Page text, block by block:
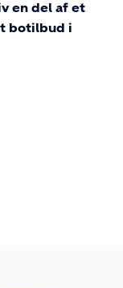
en del af et
botilbud i